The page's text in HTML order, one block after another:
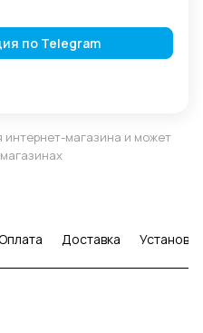
по Telegram
интернет-магазина и может
Доставка Установка